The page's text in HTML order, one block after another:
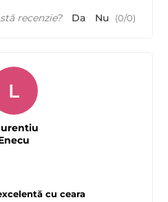
recenzie? Da Nu (0/0)
cu ceara
L